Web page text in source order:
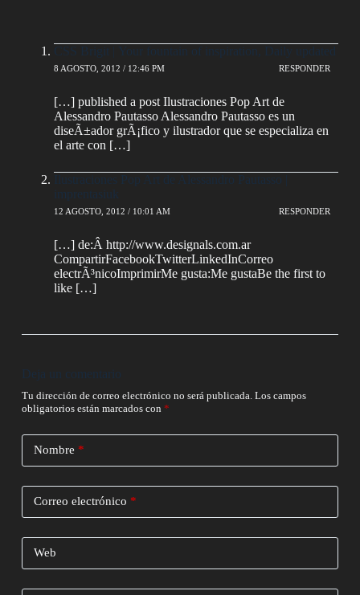
CSS Brigit | Your fountain of inspiration, Daily updated
8 AGOSTO, 2012 / 12:46 PM RESPONDER
[…] published a post Ilustraciones Pop Art de
Alessandro Pautasso Alessandro Pautasso es un
diseÃ±ador grÃ¡fico y ilustrador que se especializa en
el arte con […]
Ilustraciones Pop Art de Alessandro Pautasso |
imprentasiuk
12 AGOSTO, 2012 / 10:01 AM RESPONDER
[…] de:Â http://www.designals.com.ar
CompartirFacebookTwitterLinkedInCorreo
electrÃ³nicoImprimirMe gusta:Me gustaBe the first to
like […]
Deja un comentario
Tu dirección de correo electrónico no será publicada. Los campos
obligatorios están marcados con *
Nombre *
Correo electrónico *
Web